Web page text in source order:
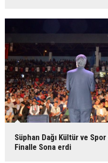
Süphan Dağı Kültür ve
Finalle Sona erdi